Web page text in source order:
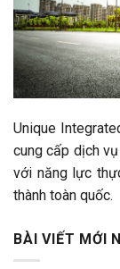
Unique
cung cấp dịch
với năng lực
thành toàn quốc.
BÀI VIẾT MỚI